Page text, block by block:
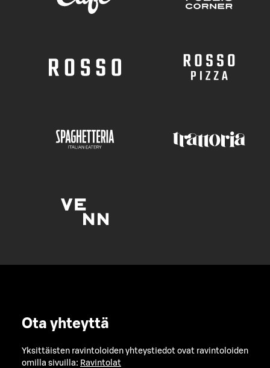
Ota yhteyttä
Yksittäisten ravintoloiden yhteystiedot ovat ravintoloiden
omilla sivuilla: Ravintolat